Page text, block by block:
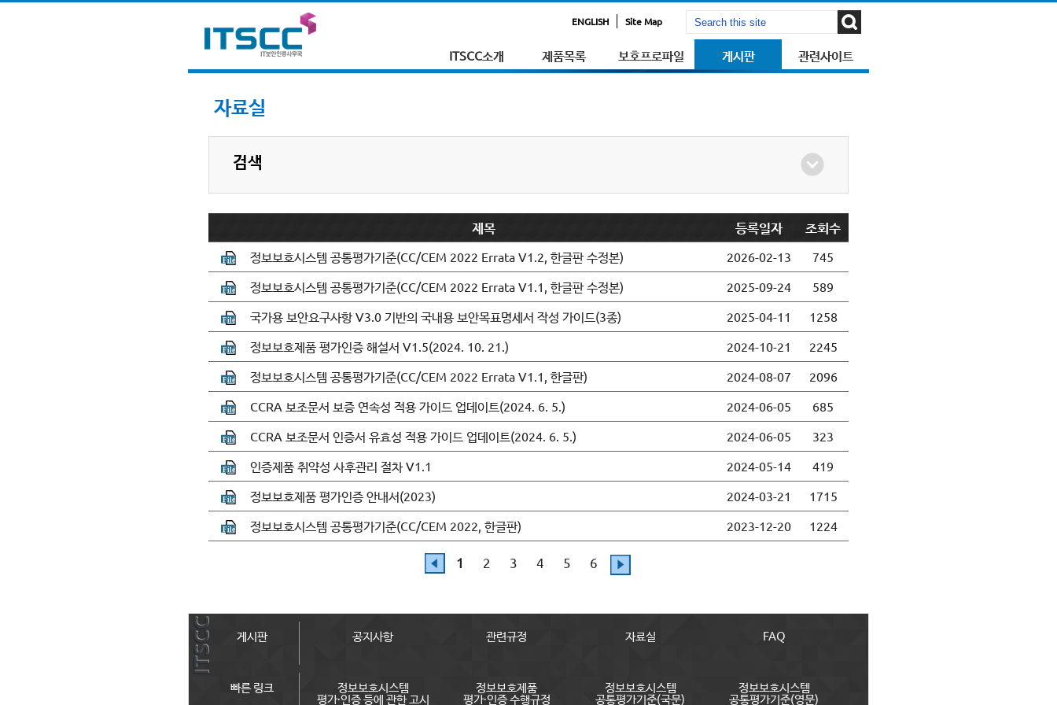
ENGLISH Site Map
ITSCC소개 제품목록 보호프로파일 게시판 관련사이트
자료실
검색
제목 등록일자 조회수
정보보호시스템 공통평가기준(CC/CEM 2022 Errata V1.2, 한글판 수정본) 2026-02-13
745
정보보호시스템 공통평가기준(CC/CEM 2022 Errata V1.1, 한글판 수정본)
2025-09-24
589
국가용 보안요구사항 V3.0 기반의 국내용 보안목표명세서 작성 가이드(3종)
2025-04-11
1258
정보보호제품 평가인증 해설서 V1.5(2024. 10. 21.)
2024-10-21
2245
정보보호시스템 공통평가기준(CC/CEM 2022 Errata V1.1, 한글판)
2024-08-07
2096
CCRA 보조문서 보증 연속성 적용 가이드 업데이트(2024. 6. 5.)
2024-06-05
685
CCRA 보조문서 인증서 유효성 적용 가이드 업데이트(2024. 6. 5.)
2024-06-05
323
인증제품 취약성 사후관리 절차 V1.1
2024-05-14
419
정보보호제품 평가인증 안내서(2023)
2024-03-21
1715
정보보호시스템 공통평가기준(CC/CEM 2022, 한글판)
2023-12-20 1224
1 2 3 4 5 6
게시판 공지사항 관련규정 자료실 FAQ
빠른 링크 정보보호시스템
평가·인증 등에 관한 고시
정보보호제품
평가·인증 수행규정
정보보호시스템
공통평가기준(국문)
정보보호시스템
공통평가기준(영문)
ITSCC